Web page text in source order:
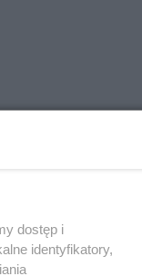
dostęp i
identyfikatory,